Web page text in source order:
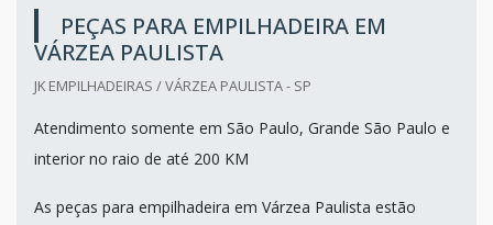
PEÇAS PARA EMPILHADEIRA EM
VÁRZEA PAULISTA
JK EMPILHADEIRAS / VÁRZEA PAULISTA - SP
Atendimento somente em São Paulo, Grande São Paulo e
interior no raio de até 200 KM
As peças para empilhadeira em Várzea Paulista estão